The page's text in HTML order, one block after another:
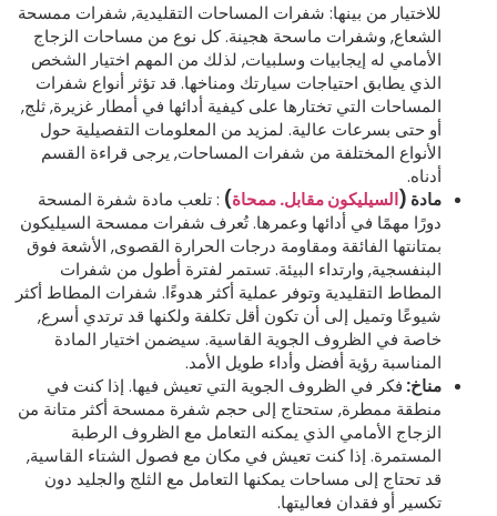
للاختيار من بينها: شفرات المساحات التقليدية, شفرات ممسحة
الشعاع, وشفرات ماسحة هجينة. كل نوع من مساحات الزجاج
الأمامي له إيجابيات وسلبيات, لذلك من المهم اختيار الشخص
الذي يطابق احتياجات سيارتك ومناخها. قد تؤثر أنواع شفرات
المساحات التي تختارها على كيفية أدائها في أمطار غزيرة, ثلج,
أو حتى بسرعات عالية. لمزيد من المعلومات التفصيلية حول
الأنواع المختلفة من شفرات المساحات, يرجى قراءة القسم
أدناه.
مادة (السيليكون مقابل. ممحاة): تلعب مادة شفرة المسحة
دورًا مهمًا في أدائها وعمرها. تُعرف شفرات ممسحة السيليكون
بمتانتها الفائقة ومقاومة درجات الحرارة القصوى, الأشعة فوق
البنفسجية, وارتداء البيئة. تستمر لفترة أطول من شفرات
المطاط التقليدية وتوفر عملية أكثر هدوءًا. شفرات المطاط أكثر
شيوعًا وتميل إلى أن تكون أقل تكلفة ولكنها قد ترتدي أسرع,
خاصة في الظروف الجوية القاسية. سيضمن اختيار المادة
المناسبة رؤية أفضل وأداء طويل الأمد.
مناخ:فكر في الظروف الجوية التي تعيش فيها. إذا كنت في
منطقة ممطرة, ستحتاج إلى حجم شفرة ممسحة أكثر متانة من
الزجاج الأمامي الذي يمكنه التعامل مع الظروف الرطبة
المستمرة. إذا كنت تعيش في مكان مع فصول الشتاء القاسية,
قد تحتاج إلى مساحات يمكنها التعامل مع الثلج والجليد دون
تكسير أو فقدان فعاليتها.